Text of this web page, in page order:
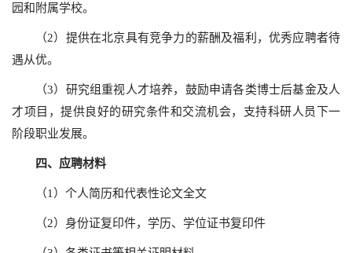
园和附属学校。
（2）提供在北京具有竞争力的薪酬及福利，优秀应聘者待
遇从优。
（3）研究组重视人才培养，鼓励申请各类博士后基金及人
才项目，提供良好的研究条件和交流机会，支持科研人员下一
阶段职业发展。
四、应聘材料
（1）个人简历和代表性论文全文
（2）身份证复印件，学历、学位证书复印件